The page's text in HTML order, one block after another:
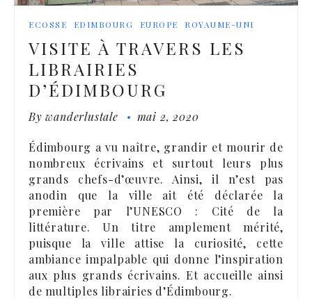
ECOSSE EDIMBOURG EUROPE ROYAUME-UNI
VISITE À TRAVERS LES
LIBRAIRIES
D’ÉDIMBOURG
Bywanderlustale mai 2, 2020
Édimbourg a vu naître, grandir et mourir de
nombreux écrivains et surtout leurs plus
grands chefs-d’œuvre. Ainsi, il n’est pas
anodin que la ville ait été déclarée la
première par l’UNESCO : Cité de la
littérature. Un titre amplement mérité,
puisque la ville attise la curiosité, cette
ambiance impalpable qui donne l’inspiration
aux plus grands écrivains. Et accueille ainsi
de multiples librairies d’Édimbourg.